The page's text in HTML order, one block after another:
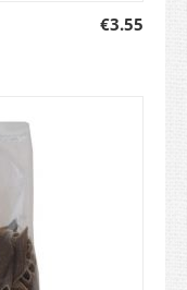
€3.55